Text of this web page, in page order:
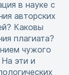
в науке с
авторских
Каковы
плагиата?
чужого
эти и